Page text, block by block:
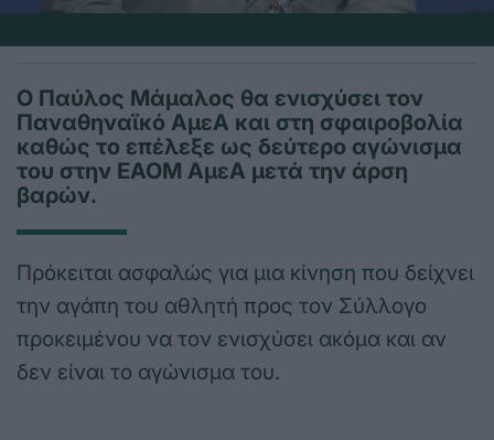
Ο Παύλος Μάμαλος θα ενισχύσει τον
Παναθηναϊκό ΑμεΑ και στη σφαιροβολία
καθώς το επέλεξε ως δεύτερο αγώνισμα
του στην ΕΑΟΜ ΑμεΑ μετά την άρση
βαρών.
Πρόκειται ασφαλώς για μια κίνηση που δείχνει
την αγάπη του αθλητή προς τον Σύλλογο
προκειμένου να τον ενισχύσει ακόμα και αν
δεν είναι το αγώνισμα του.